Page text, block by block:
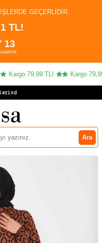
GEÇERLIDIR.
TL!
13
SANIYE
Kargo 79,99 TL! Kargo 79,99
Ara